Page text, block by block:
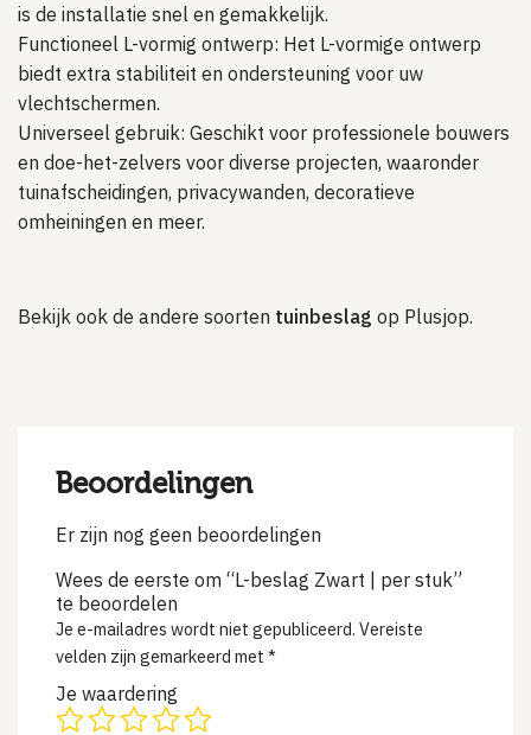
is de installatie snel en gemakkelijk.
Functioneel L-vormig ontwerp: Het L-vormige ontwerp
biedt extra stabiliteit en ondersteuning voor uw
vlechtschermen.
Universeel gebruik: Geschikt voor professionele bouwers
en doe-het-zelvers voor diverse projecten, waaronder
tuinafscheidingen, privacywanden, decoratieve
omheiningen en meer.
Bekijk ook de andere soorten tuinbeslag op Plusjop.
Beoordelingen
Er zijn nog geen beoordelingen
Wees de eerste om “L-beslag Zwart | per stuk”
te beoordelen
Je e-mailadres wordt niet gepubliceerd. Vereiste
velden zijn gemarkeerd met *
Je waardering